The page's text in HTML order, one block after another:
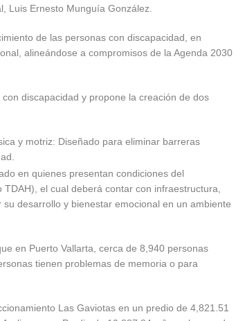
Luis Ernesto Munguía González.
de las personas con discapacidad, en
alineándose a compromisos de la Agenda 2030
discapacidad y propone la creación de dos
y motriz: Diseñado para eliminar barreras
en quienes presentan condiciones del
el cual deberá contar con infraestructura,
desarrollo y bienestar emocional en un ambiente
en Puerto Vallarta, cerca de 8,940 personas
tienen problemas de memoria o para
Las Gaviotas en un predio de 4,821.51